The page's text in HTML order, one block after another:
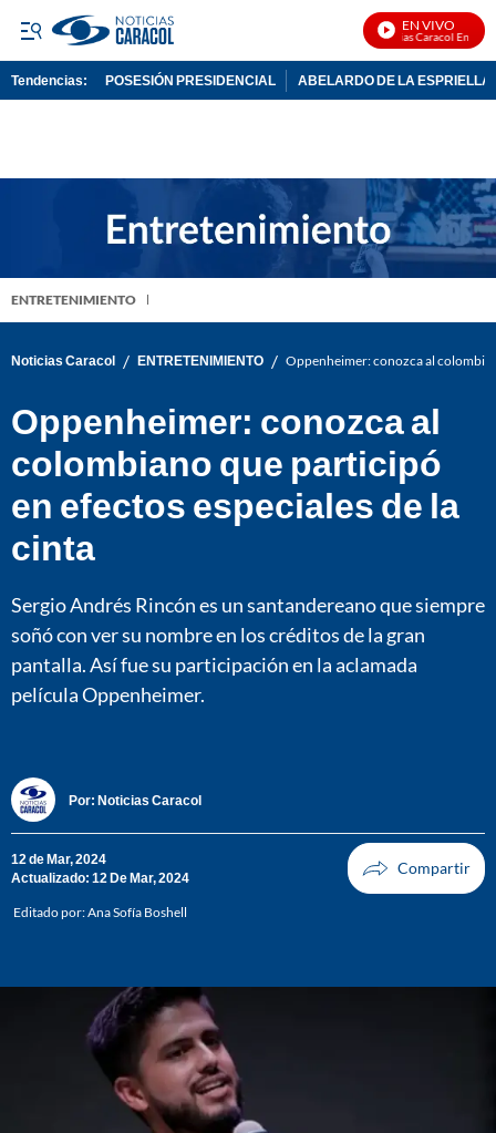
EN VIVO
Noticias Caracol En Vivo
Tendencias: POSESIÓN PRESIDENCIAL ABELARDO DE LA ESPRIELLA
ENTRETENIMIENTO
Noticias Caracol / ENTRETENIMIENTO / Oppenheimer: conozca al
Oppenheimer: conozca al
colombiano que participó
en efectos especiales de la
cinta
Sergio Andrés Rincón es un santandereano que siempre
soñó con ver su nombre en los créditos de la gran
pantalla. Así fue su participación en la aclamada
película Oppenheimer.
Por: Noticias Caracol
12 de Mar, 2024
Actualizado: 12 De Mar, 2024
Editado por:Ana Sofía Boshell